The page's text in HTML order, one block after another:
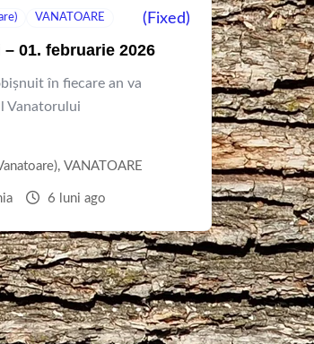
VANATOARE (Fixed)
01. februarie 2026
în fiecare an va
Vanatorului
, VANATOARE
6 luni ago